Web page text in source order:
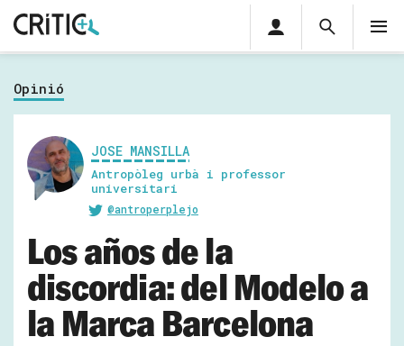
Cerca
Cerca
privada
Inicia sessió
Opinió
JOSE MANSILLA
Antropòleg urbà i professor
universitari
@antroperplejo
Los años de la
discordia: del Modelo a
la Marca Barcelona